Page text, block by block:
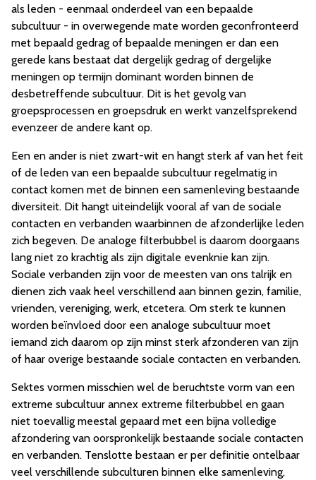
als leden - eenmaal onderdeel van een bepaalde
subcultuur - in overwegende mate worden geconfronteerd
met bepaald gedrag of bepaalde meningen er dan een
gerede kans bestaat dat dergelijk gedrag of dergelijke
meningen op termijn dominant worden binnen de
desbetreffende subcultuur. Dit is het gevolg van
groepsprocessen en groepsdruk en werkt vanzelfsprekend
evenzeer de andere kant op.
Een en ander is niet zwart-wit en hangt sterk af van het feit
of de leden van een bepaalde subcultuur regelmatig in
contact komen met de binnen een samenleving bestaande
diversiteit. Dit hangt uiteindelijk vooral af van de sociale
contacten en verbanden waarbinnen de afzonderlijke leden
zich begeven. De analoge filterbubbel is daarom doorgaans
lang niet zo krachtig als zijn digitale evenknie kan zijn.
Sociale verbanden zijn voor de meesten van ons talrijk en
dienen zich vaak heel verschillend aan binnen gezin, familie,
vrienden, vereniging, werk, etcetera. Om sterk te kunnen
worden beïnvloed door een analoge subcultuur moet
iemand zich daarom op zijn minst sterk afzonderen van zijn
of haar overige bestaande sociale contacten en verbanden.
Sektes vormen misschien wel de beruchtste vorm van een
extreme subcultuur annex extreme filterbubbel en gaan
niet toevallig meestal gepaard met een bijna volledige
afzondering van oorspronkelijk bestaande sociale contacten
en verbanden. Tenslotte bestaan er per definitie ontelbaar
veel verschillende subculturen binnen elke samenleving,